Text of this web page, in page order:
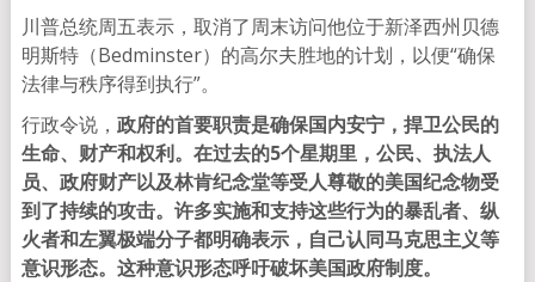
川普总统周五表示，取消了周末访问他位于新泽西州贝德
明斯特（Bedminster）的高尔夫胜地的计划，以便“确保
法律与秩序得到执行”。
行政令说， 政府的首要职责是确保国内安宁，捍卫公民的
生命、财产和权利。在过去的5个星期里，公民、执法人
员、政府财产以及林肯纪念堂等受人尊敬的美国纪念物受
到了持续的攻击。许多实施和支持这些行为的暴乱者、纵
火者和左翼极端分子都明确表示，自己认同马克思主义等
意识形态。这种意识形态呼吁破坏美国政府制度。